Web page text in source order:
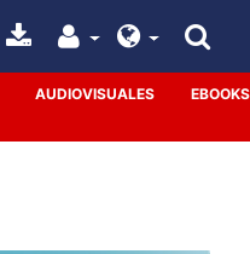
AUDIOVISUALES EBOOKS